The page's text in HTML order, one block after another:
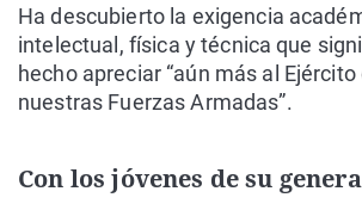
Ha descubierto la exigencia
intelectual, física y técnica que
hecho apreciar “aún más al
nuestras Fuerzas Armadas”.
Con los jóvenes de su